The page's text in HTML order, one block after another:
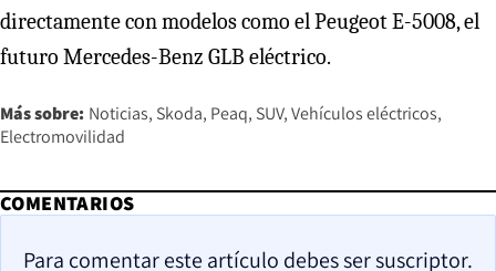
directamente con modelos como el Peugeot E-5008, el
futuro Mercedes-Benz GLB eléctrico.
Más sobre: Noticias Skoda Peaq SUV Vehículos eléctricos
Electromovilidad
COMENTARIOS
Para comentar este artículo debes ser suscriptor.